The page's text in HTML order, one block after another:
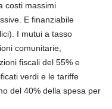
costi massimi
E finanziabile
I mutui a tasso
comunitarie,
fiscali del 55% e
verdi e le tariffe
del 40% della spesa per